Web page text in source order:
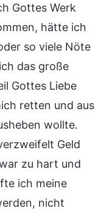
Gottes Werk
hätte ich
so viele Nöte
das große
Gottes Liebe
retten und aus
wollte.
Geld
zu hart und
ich meine
nicht